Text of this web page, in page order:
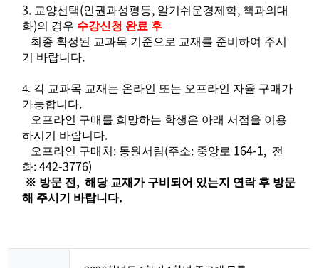
3. 교양선택(인권과성평등, 알기쉬운경제학, 책과의대
화)의 경우 수강신청 완료 후
최종 확정된 교과목 기준으로 교재를 준비하여 주시
기 바랍니다.
4. 각 교과목 교재는 온라인 또는 오프라인 자율 구매가
가능합니다.
오프라인 구매를 희망하는 학생은 아래 서점을 이용
하시기 바랍니다.
오프라인 구매처 : 동원서림(주소: 중앙로 164-1, 전
화: 442-3776)
※ 방문 전 ,해당 교재가 구비되어 있는지 연락 후 방문
해 주시기 바랍니다.